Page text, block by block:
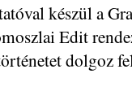
készül a
Edit
dolgoz